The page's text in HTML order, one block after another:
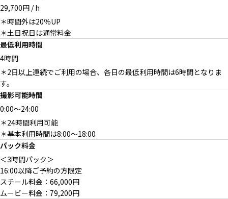
オプション：ジョージ・ナカシ
マ希少チェア
29,700円 / h
＊時間外は20％UP
＊土日祝日は通常料金
最低利用時間
4時間
＊2日以上連続でご利用の場合、各日の最低利用時間は6時間となりま
す。
撮影可能時間
0:00～24:00
＊24時間利用可能
＊基本利用時間は8:00〜18:00
パック料金
＜3時間パック＞
16:00以降ご予約の方限定
スチール料金：66,000円
ムービー料金：79,200円